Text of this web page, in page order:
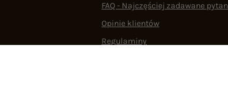
FAQ - Najczęściej zadawane
Opinie klientów
Regulaminy